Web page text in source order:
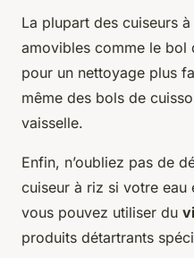
La plupart des cuiseurs
amovibles comme le bol
pour un nettoyage plus
même des bols de
vaisselle.
Enfin, n’oubliez pas de
cuiseur à riz si votre eau
vous pouvez utiliser du
produits détartrants